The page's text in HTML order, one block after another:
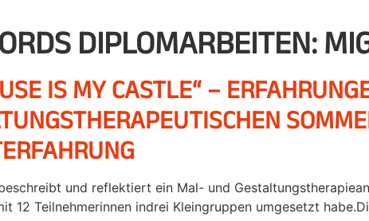
DIPLOMARBEITEN:
IS MY CASTLE“ –
und reflektiert ein Mal- und
12 Teilnehmerinnen indrei Kleingruppen umgesetzt